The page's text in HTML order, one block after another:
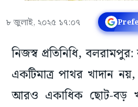
৮ জুলাই, ২০২৫ ১৭:০৭
নিজস্ব প্রতিনিধি,
একটিমাত্র পাথর খাদান
আরও একাধিক ছোট-বড়